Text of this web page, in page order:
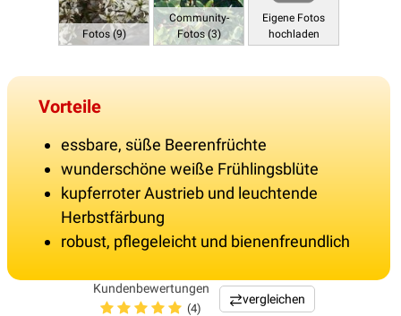
Fotos (9)
Community-
Fotos (3)
Eigene Fotos
hochladen
Vorteile
essbare, süße Beerenfrüchte
wunderschöne weiße Frühlingsblüte
kupferroter Austrieb und leuchtende
Herbstfärbung
robust, pflegeleicht und bienenfreundlich
Kundenbewertungen
(4)
vergleichen